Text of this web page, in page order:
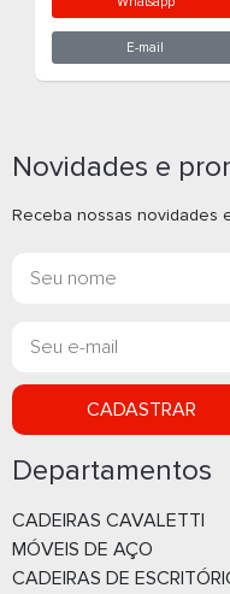
Cadeira Cavaletti
Cadeira Caixa
Novidades e
Receba nossas novidades
CADASTRAR
Departamentos
CADEIRAS CAVALETTI
MÓVEIS DE AÇO
CADEIRAS DE